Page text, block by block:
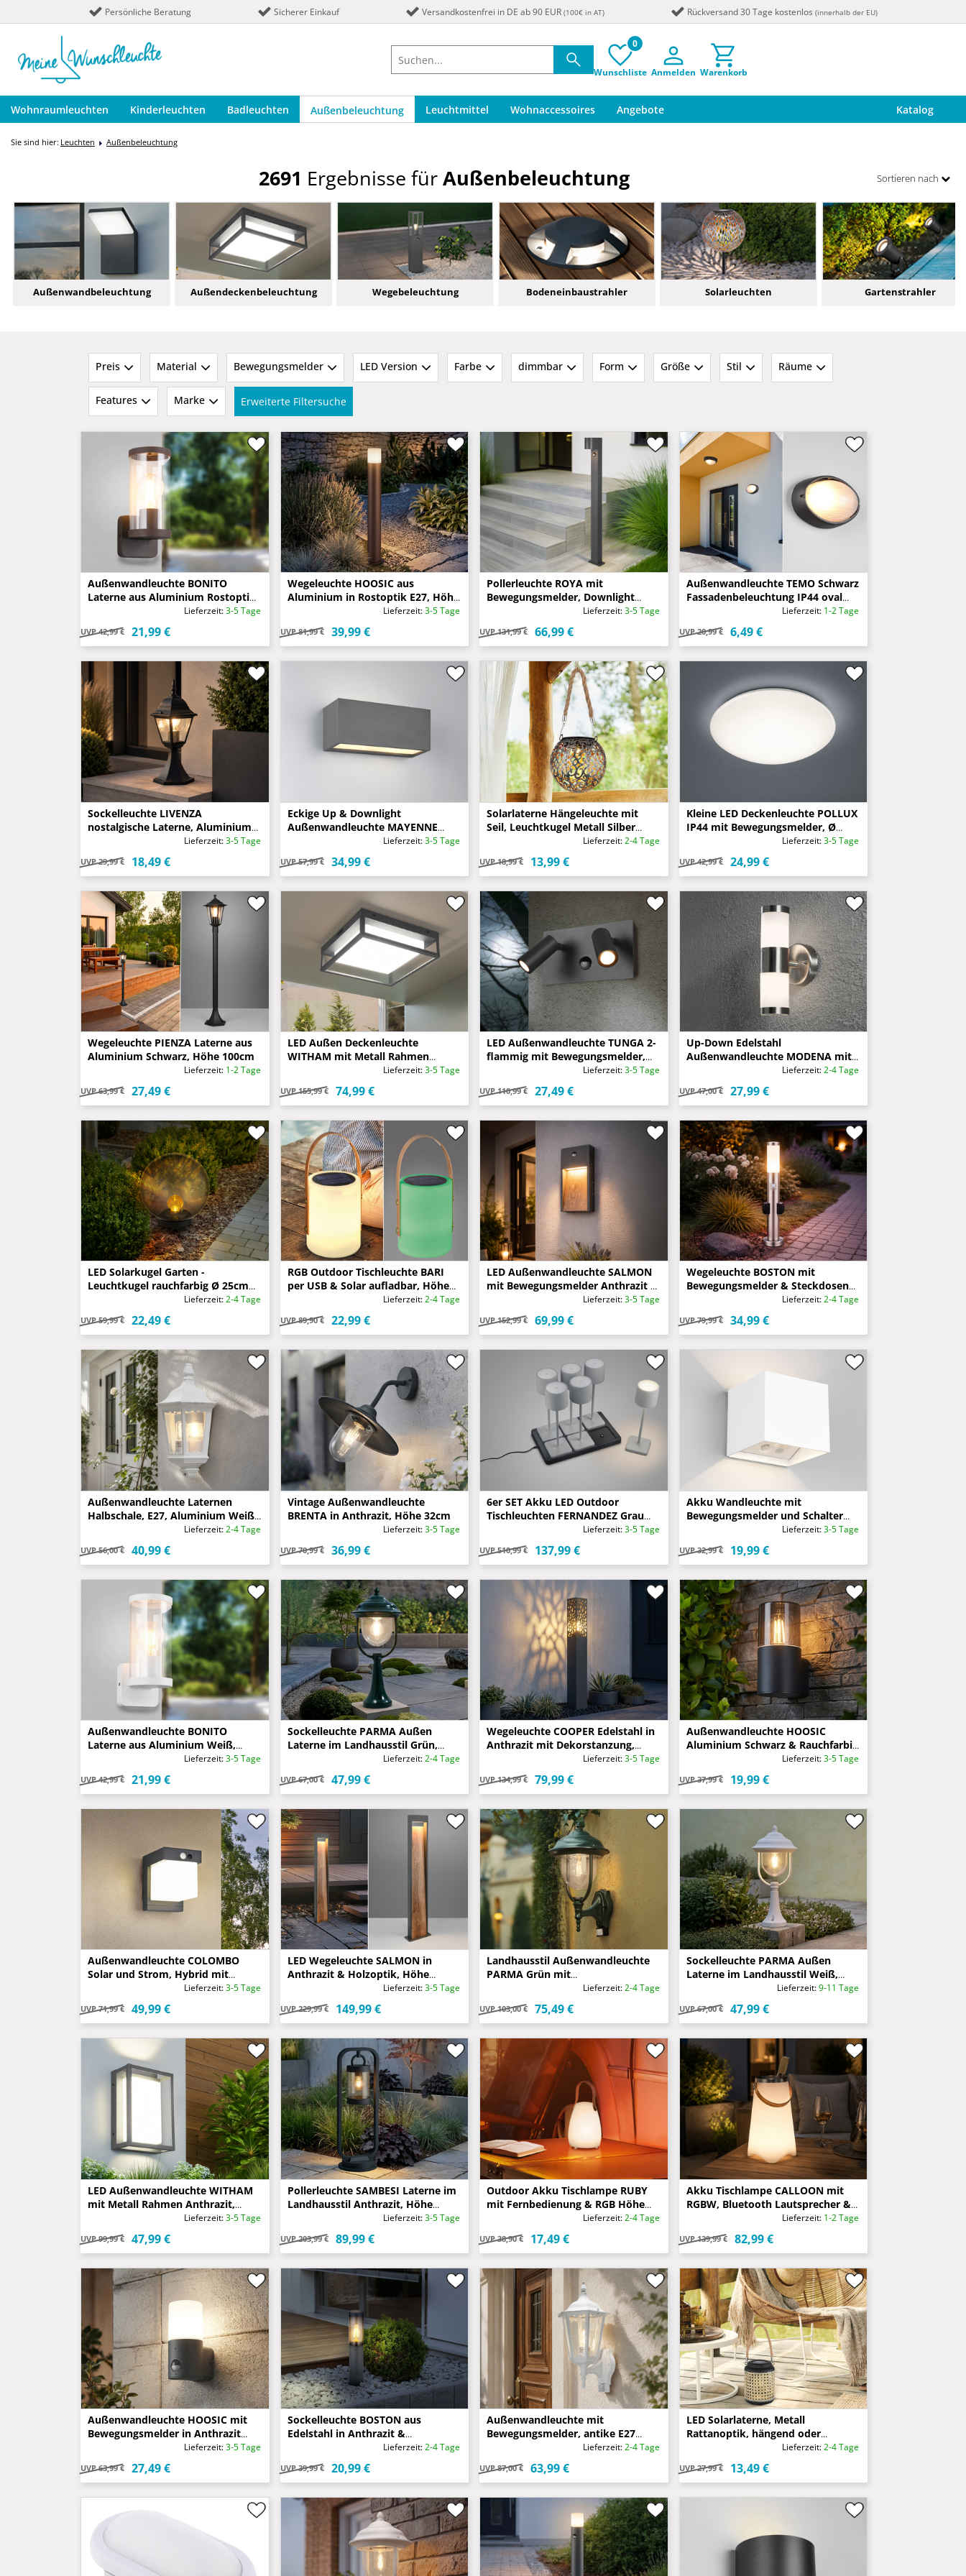
Persönliche Beratung Sicherer Einkauf Versandkostenfrei in DE ab 90 EUR (100€ in AT) Rückversand 30 Tage kostenlos (innerhalb der EU)
0
Wunschliste Anmelden Warenkorb
Wohnraumleuchten Kinderleuchten Badleuchten Außenbeleuchtung Leuchtmittel Wohnaccessoires Angebote Katalog
Sie sind hier: Leuchten Außenbeleuchtung
2691 Ergebnisse für Außenbeleuchtung Sortieren nach
Außenwandbeleuchtung Außendeckenbeleuchtung Wegebeleuchtung Bodeneinbaustrahler Solarleuchten Gartenstrahler
Preis Material Bewegungsmelder LED Version Farbe dimmbar Form Größe Stil Räume
Features Marke Erweiterte Filtersuche
Außenwandleuchte BONITO
Laterne aus Aluminium Rostoptik,
Lieferzeit:3-5 Tage
UVP 42,99 € 21,99 €
Wegeleuchte HOOSIC aus
Aluminium in Rostoptik E27, Höhe
Lieferzeit:3-5 Tage
UVP 81,99 € 39,99 €
Pollerleuchte ROYA mit
Bewegungsmelder, Downlight
Anthrazit, Höhe 100cmLieferzeit:3-5 Tage
UVP 131,99 € 66,99 €
Außenwandleuchte TEMO Schwarz
Fassadenbeleuchtung IP44 oval
Lieferzeit: 1-2 Tage
UVP 20,99 € 6,49 €
Sockelleuchte LIVENZA
nostalgische Laterne, Aluminium
Schwarz, Höhe 39cmLieferzeit:3-5 Tage
UVP 29,99 € 18,49 €
Eckige Up & Downlight
Außenwandleuchte MAYENNE
Anthrazit, Breite 25cmLieferzeit:3-5 Tage
UVP 57,99 € 34,99 €
Solarlaterne Hängeleuchte mit
Seil, Leuchtkugel Metall Silber
Lieferzeit:2-4 Tage
UVP 18,99 € 13,99 €
Kleine LED Deckenleuchte POLLUX
IP44 mit Bewegungsmelder, Ø
Lieferzeit:3-5 Tage
UVP 42,99 € 24,99 €
Wegeleuchte PIENZA Laterne aus
Aluminium Schwarz, Höhe 100cm
Lieferzeit: 1-2 Tage
UVP 63,99 € 27,49 €
LED Außen Deckenleuchte
WITHAM mit Metall Rahmen
Anthrazit 30 x 30cmLieferzeit:3-5 Tage
UVP 155,99 € 74,99 €
LED Außenwandleuchte TUNGA 2-
flammig mit Bewegungsmelder,
Anthrazit, Breite 23cmLieferzeit:3-5 Tage
UVP 110,99 € 27,49 €
Up-Down Edelstahl
Außenwandleuchte MODENA mit
Glas weiß, Höhe 23cmLieferzeit:2-4 Tage
UVP 47,00 € 27,99 €
LED Solarkugel Garten -
Leuchtkugel rauchfarbig Ø 25cm
Lieferzeit:2-4 Tage
UVP 59,99 € 22,49 €
RGB Outdoor Tischleuchte BARI
per USB & Solar aufladbar, Höhe
Lieferzeit:2-4 Tage
UVP 89,90 € 22,99 €
LED Außenwandleuchte SALMON
mit Bewegungsmelder Anthrazit &
Lieferzeit:3-5 Tage
UVP 152,99 € 69,99 €
Wegeleuchte BOSTON mit
Bewegungsmelder & Steckdosen
Lieferzeit:2-4 Tage
UVP 79,99 € 34,99 €
Außenwandleuchte Laternen
Halbschale, E27, Aluminium Weiß,
Lieferzeit:2-4 Tage
UVP 56,00 € 40,99 €
Vintage Außenwandleuchte
BRENTA in Anthrazit, Höhe 32cm
Lieferzeit:3-5 Tage
UVP 70,99 € 36,99 €
6er SET Akku LED Outdoor
Tischleuchten FERNANDEZ Grau
ohne Kabel, H: 38cmLieferzeit:3-5 Tage
UVP 510,99 € 137,99 €
Akku Wandleuchte mit
Bewegungsmelder und Schalter
GENIE für Innen & Außen, 10cm
Lieferzeit:3-5 Tage
UVP 32,99 € 19,99 €
Außenwandleuchte BONITO
Laterne aus Aluminium Weiß,
Lieferzeit:3-5 Tage
UVP 42,99 € 21,99 €
Sockelleuchte PARMA Außen
Laterne im Landhausstil Grün,
Lieferzeit:2-4 Tage
UVP 67,00 € 47,99 €
Wegeleuchte COOPER Edelstahl in
Anthrazit mit Dekorstanzung,
Lieferzeit:3-5 Tage
UVP 134,99 € 79,99 €
Außenwandleuchte HOOSIC
Aluminium Schwarz & Rauchfarbig
Lieferzeit:3-5 Tage
UVP 37,99 € 19,99 €
Außenwandleuchte COLOMBO
Solar und Strom, Hybrid mit
Lieferzeit:3-5 Tage
UVP 71,99 € 49,99 €
LED Wegeleuchte SALMON in
Anthrazit & Holzoptik, Höhe
Lieferzeit:3-5 Tage
UVP 229,99 € 149,99 €
Landhausstil Außenwandleuchte
PARMA Grün mit
Bewegungsmelder, Höhe 48cm
Lieferzeit:2-4 Tage
UVP 103,00 € 75,49 €
Sockelleuchte PARMA Außen
Laterne im Landhausstil Weiß,
Lieferzeit:9-11 Tage
UVP 67,00 € 47,99 €
LED Außenwandleuchte WITHAM
mit Metall Rahmen Anthrazit,
Lieferzeit:3-5 Tage
UVP 99,99 € 47,99 €
Pollerleuchte SAMBESI Laterne im
Landhausstil Anthrazit, Höhe
Lieferzeit:3-5 Tage
UVP 203,99 € 89,99 €
Outdoor Akku Tischlampe RUBY
mit Fernbedienung & RGB Höhe
Lieferzeit:2-4 Tage
UVP 38,90 € 17,49 €
Akku Tischlampe CALLOON mit
RGBW, Bluetooth Lautsprecher &
Weinkühler, Höhe 38cm
Lieferzeit: 1-2 Tage
UVP 139,99 € 82,99 €
Außenwandleuchte HOOSIC mit
Bewegungsmelder in Anthrazit
Lieferzeit:3-5 Tage
UVP 63,99 € 27,49 €
Sockelleuchte BOSTON aus
Edelstahl in Anthrazit &
Rauchfarben, Höhe 45cm
Lieferzeit:2-4 Tage
UVP 39,99 € 20,99 €
Außenwandleuchte mit
Bewegungsmelder, antike E27
Wandlaterne, Weiß Höhe 48cm
Lieferzeit:2-4 Tage
UVP 87,00 € 63,99 €
LED Solarlaterne, Metall
Rattanoptik, hängend oder
stehend, Höhe 30cmLieferzeit:2-4 Tage
UVP 27,99 € 13,49 €